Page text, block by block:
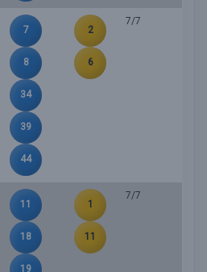
7
8
34
39
44
2
6
7/7
11
18
19
1
11
7/7